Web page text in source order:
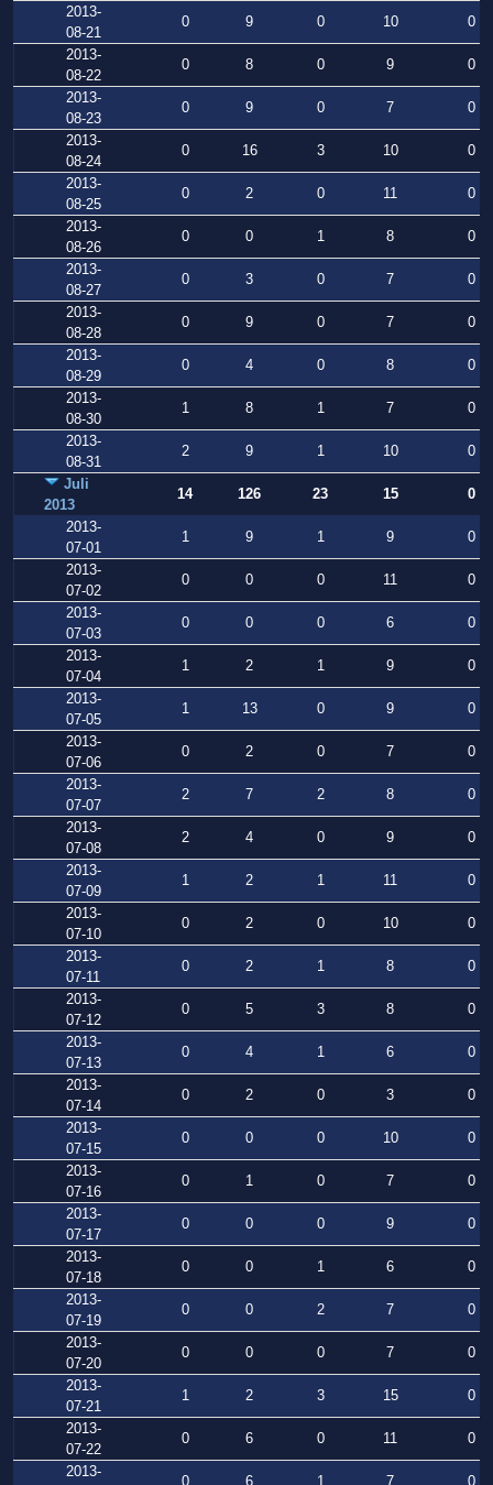
2013-
08-21
0 9 0 10
0
2013-
08-22
0 8 0 9
0
2013-
08-23
0 9 0 7
0
2013-
08-24
0 16 3 10
0
2013-
08-25
0 2 0 11
0
2013-
08-26
0 0 1 8
0
2013-
08-27
0 3 0 7
0
2013-
08-28
0 9 0 7
0
2013-
08-29
0 4 0 8
0
2013-
08-30
1 8 1 7
0
2013-
08-31
2 9 1 10
0
Juli
2013
14 126 23 15
0
2013-
07-01
1 9 1 9
0
2013-
07-02
0 0 0 11
0
2013-
07-03
0 0 0 6
0
2013-
07-04
1 2 1 9
0
2013-
07-05
1 13 0 9
0
2013-
07-06
0 2 0 7
0
2013-
07-07
2 7 2 8
0
2013-
07-08
2 4 0 9
0
2013-
07-09
1 2 1 11
0
2013-
07-10
0 2 0 10
0
2013-
07-11
0 2 1 8
0
2013-
07-12
0 5 3 8
0
2013-
07-13
0 4 1 6
0
2013-
07-14
0 2 0 3
0
2013-
07-15
0 0 0 10
0
2013-
07-16
0 1 0 7
0
2013-
07-17
0 0 0 9
0
2013-
07-18
0 0 1 6
0
2013-
07-19
0 0 2 7
0
2013-
07-20
0 0 0 7
0
2013-
07-21
1 2 3 15
0
2013-
07-22
0 6 0 11
0
2013-
0 6 1 7
0